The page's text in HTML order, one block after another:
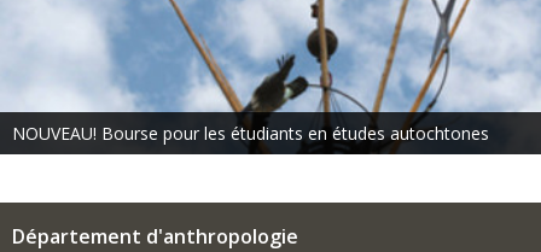
NOUVEAU! Bourse pour les étudiants en études autochtones
Département d'anthropologie